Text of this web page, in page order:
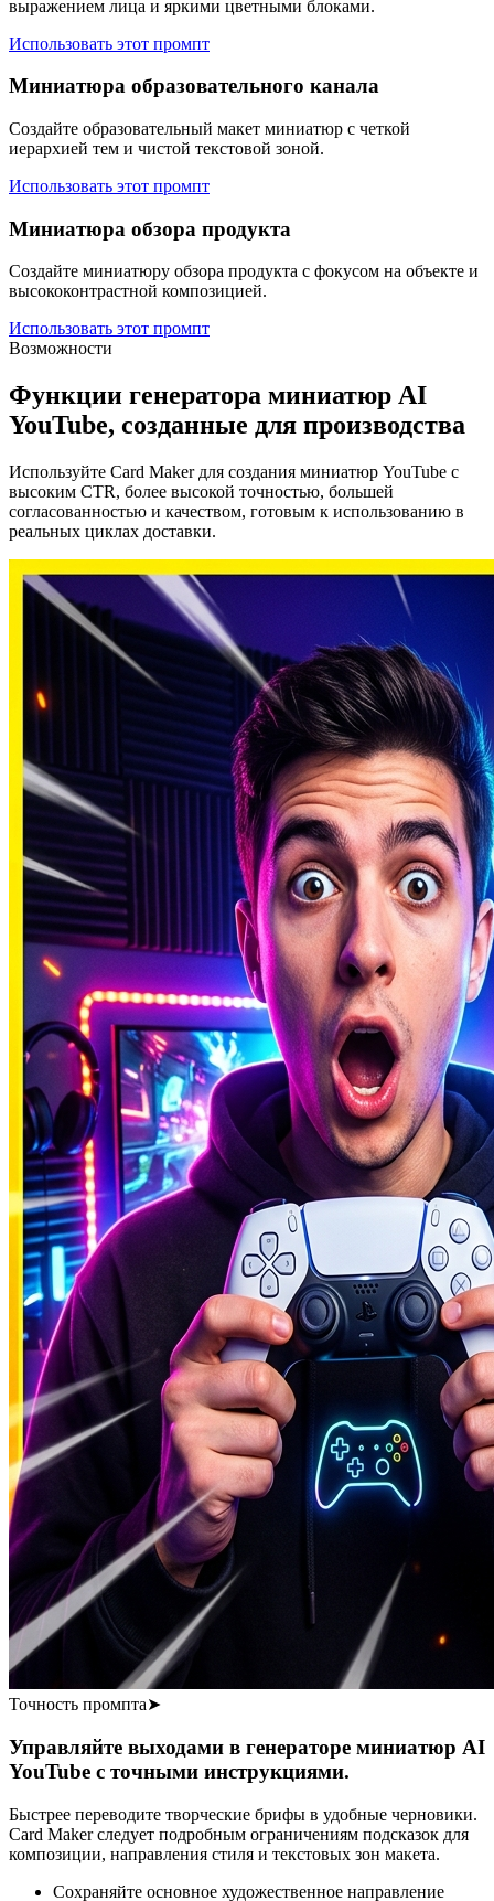
выражением лица и яркими цветными блоками.
Использовать этот промпт
Миниатюра образовательного канала
Создайте образовательный макет миниатюр с четкой
иерархией тем и чистой текстовой зоной.
Использовать этот промпт
Миниатюра обзора продукта
Создайте миниатюру обзора продукта с фокусом на объекте и
высококонтрастной композицией.
Использовать этот промпт
Возможности
Функции генератора миниатюр AI
YouTube, созданные для производства
Используйте Card Maker для создания миниатюр YouTube с
высоким CTR, более высокой точностью, большей
согласованностью и качеством, готовым к использованию в
реальных циклах доставки.
Точность промпта➤
Управляйте выходами в генераторе миниатюр AI
YouTube с точными инструкциями.
Быстрее переводите творческие брифы в удобные черновики.
Card Maker следует подробным ограничениям подсказок для
композиции, направления стиля и текстовых зон макета.
Сохраняйте основное художественное направление